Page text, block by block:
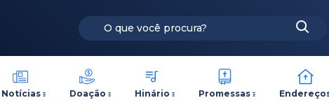
Notícias Doação Hinário Promessas